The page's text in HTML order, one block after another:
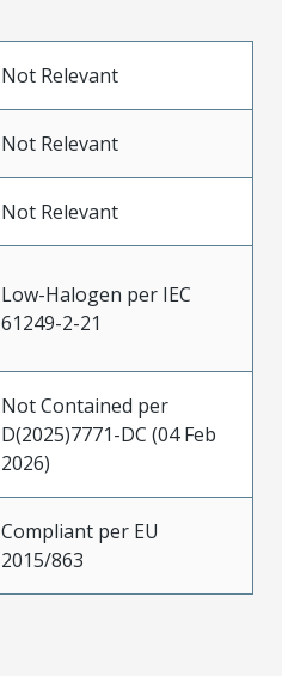
Not Relevant
Not Relevant
Not Relevant
Low-Halogen per IEC
61249-2-21
Not Contained per
D(2025)7771-DC (04 Feb
2026)
Compliant per EU
2015/863